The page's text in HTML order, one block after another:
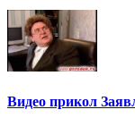
Видео прикол